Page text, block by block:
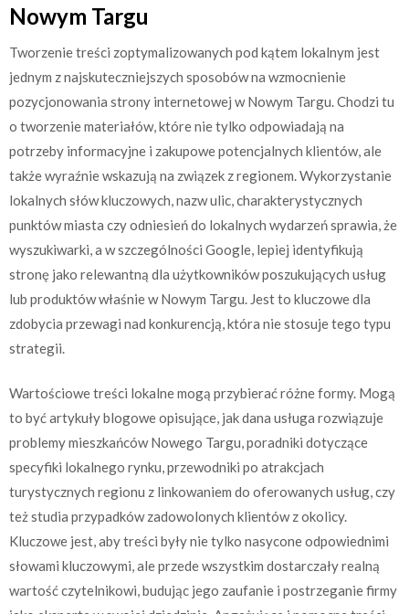
Nowym Targu
Tworzenie treści zoptymalizowanych pod kątem lokalnym jest
jednym z najskuteczniejszych sposobów na wzmocnienie
pozycjonowania strony internetowej w Nowym Targu. Chodzi tu
o tworzenie materiałów, które nie tylko odpowiadają na
potrzeby informacyjne i zakupowe potencjalnych klientów, ale
także wyraźnie wskazują na związek z regionem. Wykorzystanie
lokalnych słów kluczowych, nazw ulic, charakterystycznych
punktów miasta czy odniesień do lokalnych wydarzeń sprawia, że
wyszukiwarki, a w szczególności Google, lepiej identyfikują
stronę jako relewantną dla użytkowników poszukujących usług
lub produktów właśnie w Nowym Targu. Jest to kluczowe dla
zdobycia przewagi nad konkurencją, która nie stosuje tego typu
strategii.
Wartościowe treści lokalne mogą przybierać różne formy. Mogą
to być artykuły blogowe opisujące, jak dana usługa rozwiązuje
problemy mieszkańców Nowego Targu, poradniki dotyczące
specyfiki lokalnego rynku, przewodniki po atrakcjach
turystycznych regionu z linkowaniem do oferowanych usług, czy
też studia przypadków zadowolonych klientów z okolicy.
Kluczowe jest, aby treści były nie tylko nasycone odpowiednimi
słowami kluczowymi, ale przede wszystkim dostarczały realną
wartość czytelnikowi, budując jego zaufanie i postrzeganie firmy